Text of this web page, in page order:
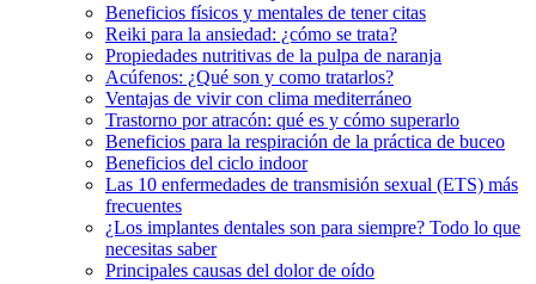
Beneficios físicos y mentales de tener citas
Reiki para la ansiedad: ¿cómo se trata?
Propiedades nutritivas de la pulpa de naranja
Acúfenos: ¿Qué son y como tratarlos?
Ventajas de vivir con clima mediterráneo
Trastorno por atracón: qué es y cómo superarlo
Beneficios para la respiración de la práctica de buceo
Beneficios del ciclo indoor
Las 10 enfermedades de transmisión sexual (ETS) más
frecuentes
¿Los implantes dentales son para siempre? Todo lo que
necesitas saber
Principales causas del dolor de oído